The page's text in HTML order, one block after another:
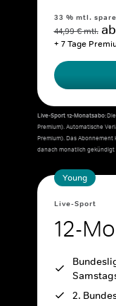
33 % mtl.
44,99 € mtl.
+ 7 Tage
Live-Sport 12-Monatsabo:
Premium). Automatische
Premium). Das
danach monatlich gekündigt
Young
Live-Sport
12-
2.